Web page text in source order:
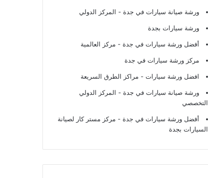
ورشة صيانة سيارات في جدة - المركز الدولي
ورشة سيارات بجدة
أفضل ورشة سيارات في جدة - مركز العالمية
مركز ورشة سيارات في جدة
افضل ورشة سيارات - مراكز الطرق السريعة
ورشة صيانة سيارات في جدة - المركز الدولي
التخصصي
أفضل ورشة سيارات في جدة - مركز مستر كار لصيانة
السيارات بجدة